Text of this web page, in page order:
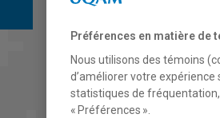
COURS
Description
Préférences en matière de
Nous utilisons des témoins
d’améliorer votre expérience
statistiques de
« Préférences ».